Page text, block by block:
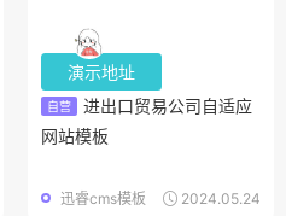
演示地址
自营
进出口贸易公司自适应
网站模板
2024.05.24
迅睿cms模板